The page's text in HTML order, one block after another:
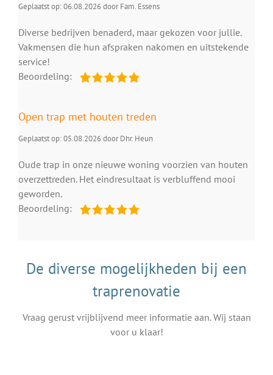
Geplaatst op: 06.08.2026 door Fam. Essens
Diverse bedrijven benaderd, maar gekozen voor jullie.
Vakmensen die hun afspraken nakomen en uitstekende
service!
Beoordeling:
Open trap met houten treden
Geplaatst op: 05.08.2026 door Dhr. Heun
Oude trap in onze nieuwe woning voorzien van houten
overzettreden. Het eindresultaat is verbluffend mooi
geworden.
Beoordeling:
De diverse mogelijkheden bij een
traprenovatie
Vraag gerust vrijblijvend meer informatie aan. Wij staan
voor u klaar!